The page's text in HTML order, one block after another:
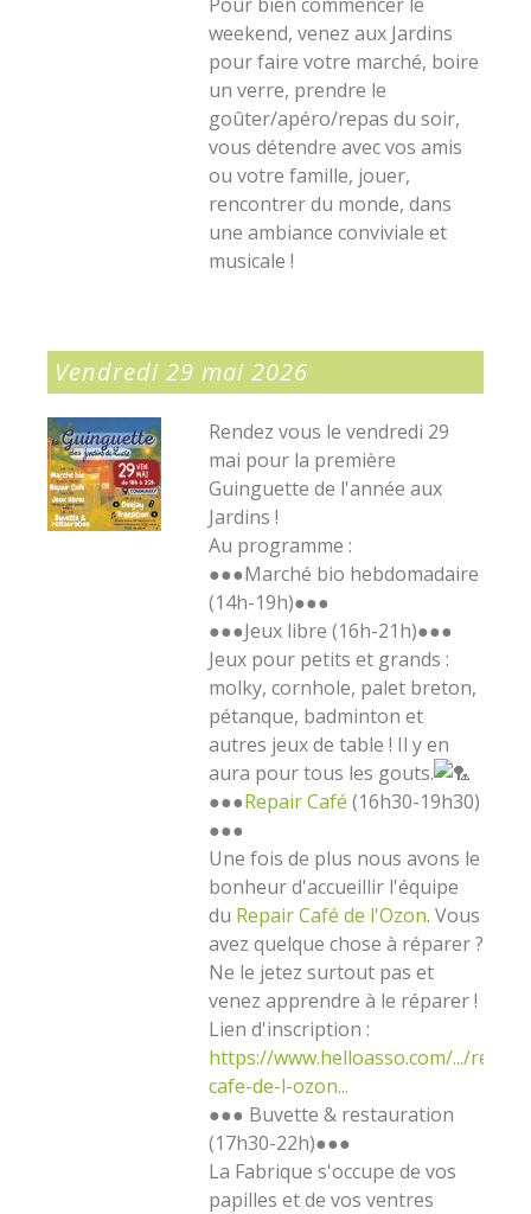
weekend, venez aux Jardins
pour faire votre marché, boire
un verre, prendre le
goûter/apéro/repas du soir,
vous détendre avec vos amis
ou votre famille, jouer,
rencontrer du monde, dans
une ambiance conviviale et
musicale !
Vendredi 29 mai 2026
Rendez vous le vendredi 29
mai pour la première
Guinguette de l'année aux
Jardins !
Au programme :
●●●Marché bio hebdomadaire
(14h-19h)●●●
●●●Jeux libre (16h-21h)●●●
Jeux pour petits et grands :
molky, cornhole, palet breton,
pétanque, badminton et
autres jeux de table ! Il y en
aura pour tous les gouts.
●●●Repair Café (16h30-19h30)
●●●
Une fois de plus nous avons le
bonheur d'accueillir l'équipe
du Repair Café de l'Ozon. Vous
avez quelque chose à réparer ?
Ne le jetez surtout pas et
venez apprendre à le réparer !
Lien d'inscription :
https://www.helloasso.com/.../repair-
cafe-de-l-ozon...
●●● Buvette & restauration
(17h30-22h)●●●
La Fabrique s'occupe de vos
papilles et de vos ventres